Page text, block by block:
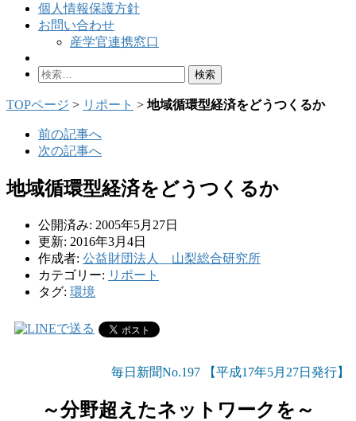
個人情報保護方針
お問い合わせ
産学官連携窓口
検
TOPページ > リポート > 地域循環型経済をどうつくるか
前の記事へ
次の記事へ
地域循環型経済をどうつくるか
公開済み: 2005年5月27日
更新: 2016年3月4日
作成者: 公益財団法人 山梨総合研究所
カテゴリー: リポート
タグ: 環境
毎日新聞No.197 【平成17年5月27日発行】
～分野超えたネットワークを～